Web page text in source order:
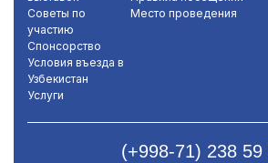
Советы по
участию
Спонсорство
Условия въезда в
Узбекистан
Услуги
Место проведения
(+998-71) 238 59